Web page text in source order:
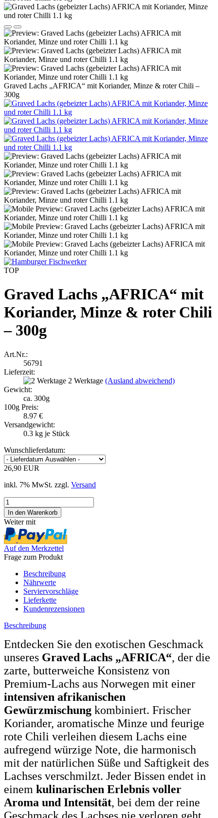
Graved Lachs „AFRICA“ mit Koriander, Minze & roter Chili –
300g
TOP
Graved Lachs „AFRICA“ mit
Koriander, Minze & roter Chili
– 300g
Art.Nr.:
56791
Lieferzeit:
2 Werktage (Ausland abweichend)
Gewicht:
ca. 300g
100g Preis:
8.97 €
Versandgewicht:
0.3 kg je Stück
Wunschlieferdatum:
26,90 EUR
inkl. 7% MwSt. zzgl. Versand
Weiter mit
Auf den Merkzettel
Frage zum Produkt
Beschreibung
Nährwerte
Serviervorschläge
Lieferkette
Kundenrezensionen
Beschreibung
Entdecken Sie den exotischen Geschmack
unseres Graved Lachs „AFRICA“, der die
zarte, butterweiche Konsistenz von
Premium-Lachs aus Norwegen mit einer
intensiven afrikanischen
Gewürzmischung kombiniert. Frischer
Koriander, aromatische Minze und feurige
rote Chili verleihen diesem Lachs eine
aufregend würzige Note, die harmonisch
mit der natürlichen Süße und Saftigkeit des
Lachses verschmilzt. Jeder Bissen endet in
einem kulinarischen Erlebnis voller
Aroma und Intensität, bei dem der reine